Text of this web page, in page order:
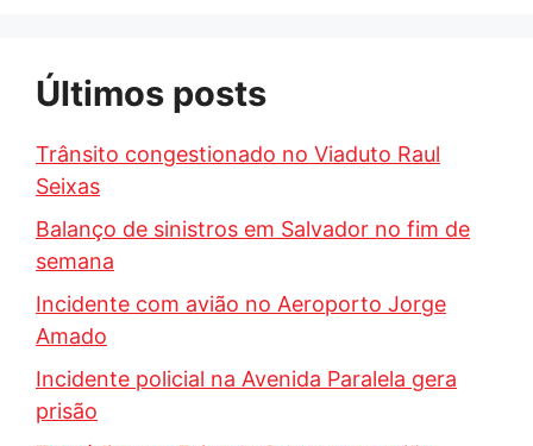
Últimos posts
Trânsito congestionado no Viaduto Raul
Seixas
Balanço de sinistros em Salvador no fim de
semana
Incidente com avião no Aeroporto Jorge
Amado
Incidente policial na Avenida Paralela gera
prisão